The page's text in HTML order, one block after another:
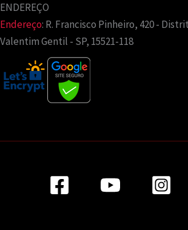
ENDEREÇO
Endereço: R. Francisco Pinheiro, 420 -
Valentim Gentil - SP, 15521-118